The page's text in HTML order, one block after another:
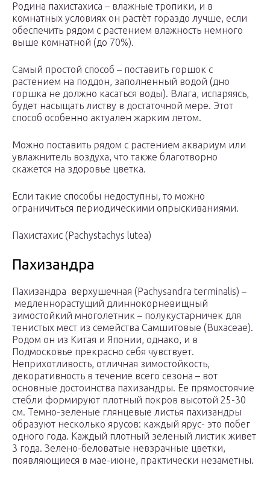
Родина пахистахиса – влажные тропики, и в
комнатных условиях он растёт гораздо лучше, если
обеспечить рядом с растением влажность немного
выше комнатной (до 70%).
Самый простой способ – поставить горшок с
растением на поддон, заполненный водой (дно
горшка не должно касаться воды). Влага, испаряясь,
будет насыщать листву в достаточной мере. Этот
способ особенно актуален жарким летом.
Можно поставить рядом с растением аквариум или
увлажнитель воздуха, что также благотворно
скажется на здоровье цветка.
Если такие способы недоступны, то можно
ограничиться периодическими опрыскиваниями.
Пахистахис (Pachystachys lutea)
Пахизандра
Пахизандра верхушечная (Pachysandra terminalis) –
медленнорастущий длиннокорневищный
зимостойкий многолетник – полукустарничек для
тенистых мест из семейства Самшитовые (Buхасеае).
Родом он из Китая и Японии, однако, и в
Подмосковье прекрасно себя чувствует.
Неприхотливость, отличная зимостойкость,
декоративность в течение всего сезона – вот
основные достоинства пахизандры. Ее прямостоячие
стебли формируют плотный покров высотой 25-30
см. Темно-зеленые глянцевые листья пахизандры
образуют несколько ярусов: каждый ярус- это побег
одного года. Каждый плотный зеленый листик живет
3 года. Зелено-беловатые невзрачные цветки,
появляющиеся в мае-июне, практически незаметны.